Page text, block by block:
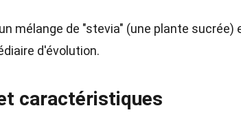
mélange de "stevia" (une plante
d'évolution.
caractéristiques